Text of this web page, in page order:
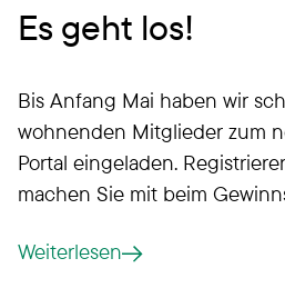
Es geht los!
Bis Anfang Mai haben wir
wohnenden Mitglieder zum
Portal eingeladen.
machen Sie mit beim
Weiterlesen